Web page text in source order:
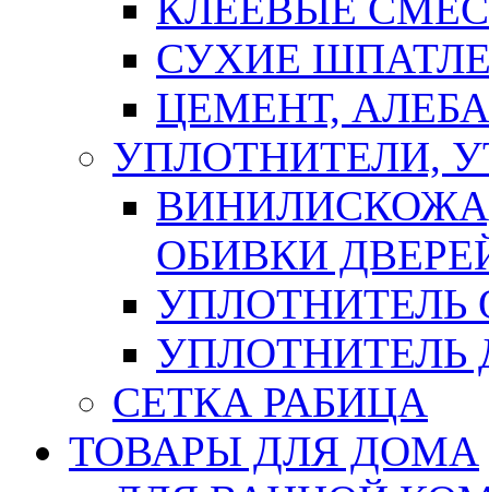
КЛЕЕВЫЕ
СУХИЕ
ЦЕМЕНТ,
УПЛОТНИТЕЛИ,
ОБИВКИ
УПЛОТНИТЕЛЬ
СЕТКА РАБИЦА
ТОВАРЫ ДЛЯ ДОМА